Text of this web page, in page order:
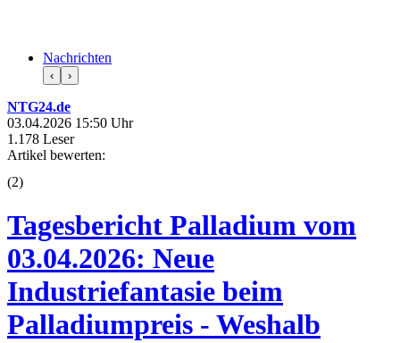
Nachrichten
‹ ›
NTG24.de
03.04.2026 15:50 Uhr
1.178 Leser
Artikel bewerten:
(2)
Tagesbericht Palladium vom
03.04.2026: Neue
Industriefantasie beim
Palladiumpreis - Weshalb